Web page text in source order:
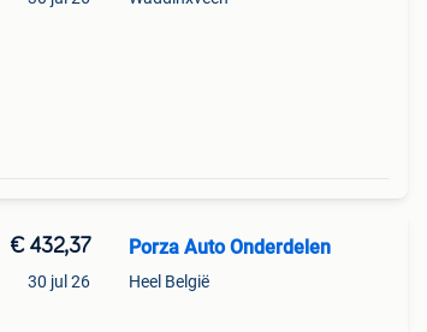
€ 432,37
30 jul 26
Porza Auto Onderdelen
Heel België